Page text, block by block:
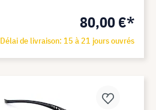
80,00 €*
Délai de livraison: 15 à 21 jours ouvrés